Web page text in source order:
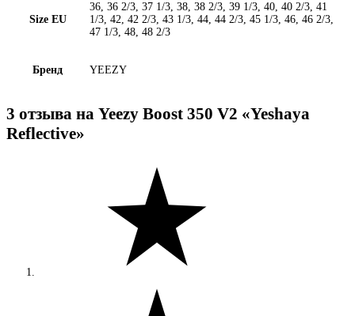
Size EU
36, 36 2/3, 37 1/3, 38, 38 2/3, 39 1/3, 40, 40 2/3, 41
1/3, 42, 42 2/3, 43 1/3, 44, 44 2/3, 45 1/3, 46, 46 2/3,
47 1/3, 48, 48 2/3
Бренд YEEZY
3 отзыва на Yeezy Boost 350 V2 «Yeshaya
Reflective»